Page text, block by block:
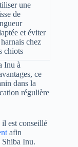
une
de
et éviter
chez
chiots
Inu à
ce
dans la
régulière
il est conseillé
afin
Shiba Inu.